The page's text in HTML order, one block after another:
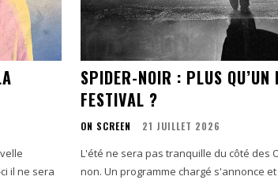
il ne sera
SPIDER-NOIR : PLUS QU’UN
FESTIVAL ?
ON SCREEN 21 JUILLET 2026
L'été ne sera pas tranquille du côté des
non. Un programme chargé s'annonce